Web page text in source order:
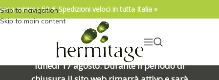
04/08/2026. IMPORTANTE, SI PREGA DI
LEGGERE: Venerdì 7 agosto alle ore
15:00 chiuderemo per una meritata
pausa e riapriremo alle ore 8:00 di
lunedì 17 agosto. Durante il periodo di
Skip to navigation
Skip to main content
minima 50 €. Spedizioni veloci in tutta Italia »